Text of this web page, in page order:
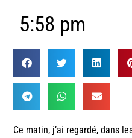
5:58 pm
Ce matin, j’ai regardé, dans